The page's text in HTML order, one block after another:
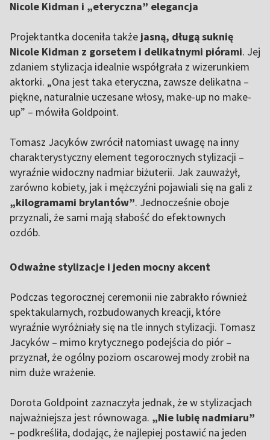
Nicole Kidman i „eteryczna” elegancja
Projektantka doceniła także jasną, długą suknię
Nicole Kidman z gorsetem i delikatnymi piórami. Jej
zdaniem stylizacja idealnie współgrała z wizerunkiem
aktorki. „Ona jest taka eteryczna, zawsze delikatna –
piękne, naturalnie uczesane włosy, make-up no make-
up” – mówiła Goldpoint.
Tomasz Jacyków zwrócił natomiast uwagę na inny
charakterystyczny element tegorocznych stylizacji –
wyraźnie widoczny nadmiar biżuterii. Jak zauważył,
zarówno kobiety, jak i mężczyźni pojawiali się na gali z
„kilogramami brylantów”. Jednocześnie oboje
przyznali, że sami mają słabość do efektownych
ozdób.
Odważne stylizacje i jeden mocny akcent
Podczas tegorocznej ceremonii nie zabrakło również
spektakularnych, rozbudowanych kreacji, które
wyraźnie wyróżniały się na tle innych stylizacji. Tomasz
Jacyków – mimo krytycznego podejścia do piór –
przyznał, że ogólny poziom oscarowej mody zrobił na
nim duże wrażenie.
Dorota Goldpoint zaznaczyła jednak, że w stylizacjach
najważniejsza jest równowaga. „Nie lubię nadmiaru”
– podkreśliła, dodając, że najlepiej postawić na jeden